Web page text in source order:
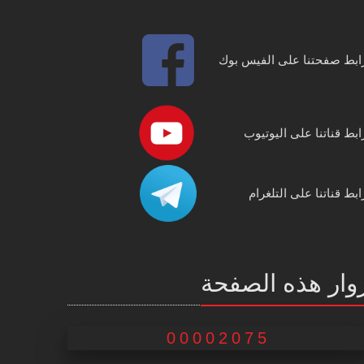
صفحتنا على الفيس بوك
قناتنا على اليوتيوب
قناتنا على التلغرام
هذه الصفحة
00002075